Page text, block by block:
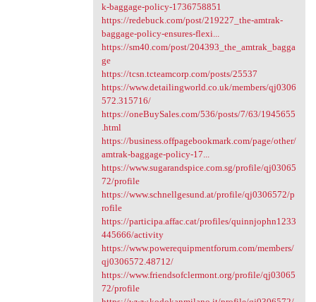
k-baggage-policy-1736758851
https://redebuck.com/post/219227_the-amtrak-
baggage-policy-ensures-flexi...
https://sm40.com/post/204393_the_amtrak_bagga
ge
https://tcsn.tcteamcorp.com/posts/25537
https://www.detailingworld.co.uk/members/qj0306
572.315716/
https://oneBuySales.com/536/posts/7/63/1945655
.html
https://business.offpagebookmark.com/page/other/
amtrak-baggage-policy-17...
https://www.sugarandspice.com.sg/profile/qj03065
72/profile
https://www.schnellgesund.at/profile/qj0306572/p
rofile
https://participa.affac.cat/profiles/quinnjophn1233
445666/activity
https://www.powerequipmentforum.com/members/
qj0306572.48712/
https://www.friendsofclermont.org/profile/qj03065
72/profile